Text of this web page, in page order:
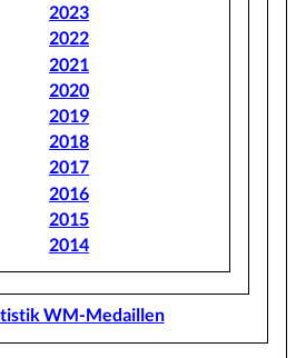
2023
2022
2021
2020
2019
2018
2017
2016
2015
2014
WM-Medaillen